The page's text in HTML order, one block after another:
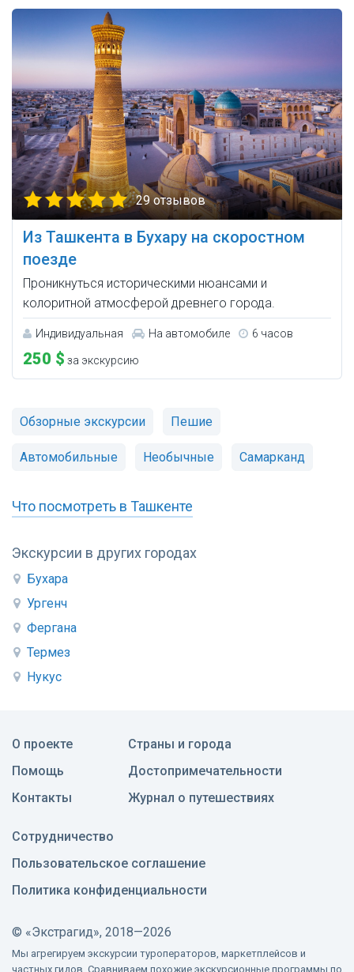
Экскурсии в других городах
Бухара
Ургенч
Фергана
Термез
Нукус
29 отзывов
Из Ташкента в Бухару на скоростном
поезде
Проникнуться историческими нюансами и
колоритной атмосферой древнего города.
Индивидуальная На автомобиле 6 часов
250 $ за экскурсию
Обзорные экскурсии Пешие
Автомобильные Необычные Самарканд
Что посмотреть в Ташкенте
О проекте
Помощь
Контакты
Страны и города
Достопримечательности
Журнал о путешествиях
Сотрудничество
Пользовательское соглашение
Политика конфиденциальности
© «Экстрагид», 2018—2026
Мы агрегируем экскурсии туроператоров, маркетплейсов и
частных гидов. Сравниваем похожие экскурсионные программы по